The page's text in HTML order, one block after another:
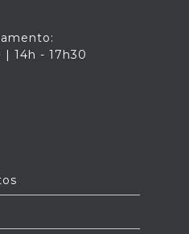
| 14h - 17h30